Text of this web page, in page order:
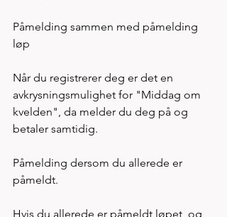
Påmelding sammen med påmelding
løp
Når du registrerer deg er det en
avkrysningsmulighet for "Middag om
kvelden", da melder du deg på og
betaler samtidig.​
Påmelding dersom du allerede er
påmeldt.
Hvis du allerede er påmeldt løpet, og